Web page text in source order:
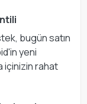
bugün satın
yeni
içinizin rahat